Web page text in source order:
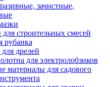
зачистные,
строительных смесей
рубанка
дрелей
для электролобзиков
материалы для садового